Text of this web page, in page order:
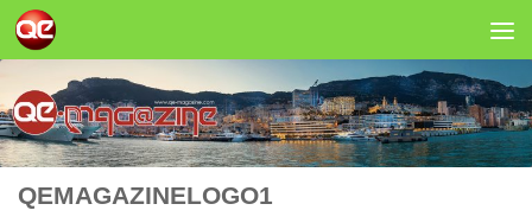
Salta al contenuto
QEMAGAZINELOGO1